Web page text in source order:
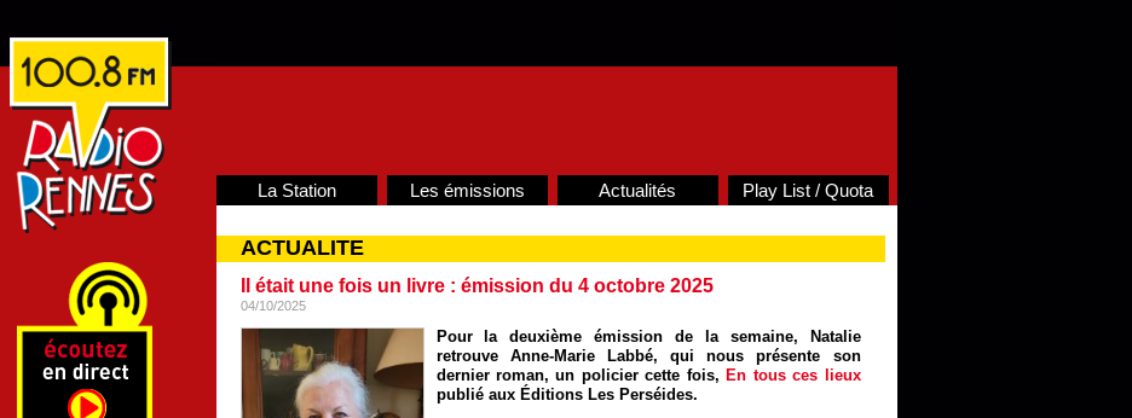
La Station Les émissions Actualités Play List / Quota
ACTUALITE
Il était une fois un livre : émission du 4 octobre 2025
04/10/2025
Pour la deuxième émission de la semaine, Natalie
retrouve Anne-Marie Labbé, qui nous présente son
dernier roman, un policier cette fois, En tous ces lieux
publié aux Éditions Les Perséides.